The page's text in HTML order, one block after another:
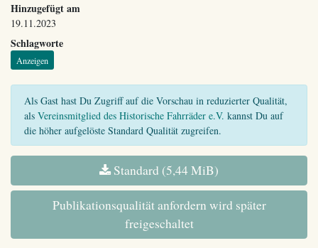
Hinzugefügt am
19.11.2023
Schlagworte
Anzeigen
Als Gast hast Du Zugriff auf die Vorschau in reduzierter Qualität,
als Vereinsmitglied des Historische Fahrräder e.V. kannst Du auf
die höher aufgelöste Standard Qualität zugreifen.
Standard (5,44 MiB)
Publikationsqualität anfordern wird später
freigeschaltet